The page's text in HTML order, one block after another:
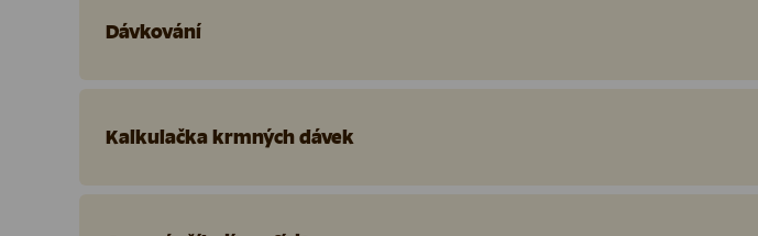
Dávkování
Kalkulačka krmných dávek